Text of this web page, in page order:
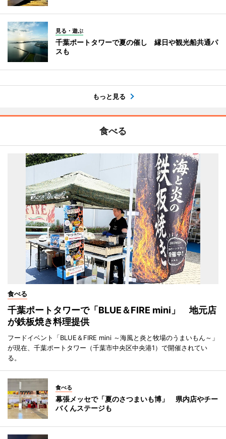
見る・遊ぶ
千葉ポートタワーで夏の催し 縁日や観光船共通パ
スも
もっと見る
食べる
食べる
千葉ポートタワーで「BLUE＆FIRE mini」 地元店
が鉄板焼き料理提供
フードイベント「BLUE＆FIRE mini ～海風と炎と牧場のうまいもん～」
が現在、千葉ポートタワー（千葉市中央区中央港1）で開催されてい
る。
食べる
幕張メッセで「夏のさつまいも博」 県内店やチー
バくんステージも